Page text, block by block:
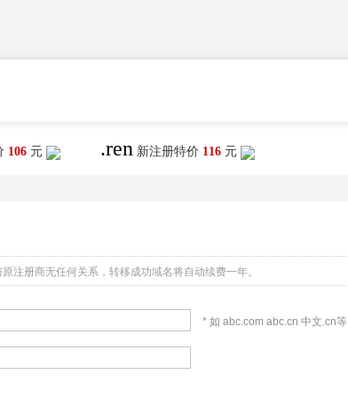
106 元 .ren 新注册特价 116 元
注册商无任何关系，转移成功域名将自动续费一年。
* 如 abc.com abc.cn 中文.cn等